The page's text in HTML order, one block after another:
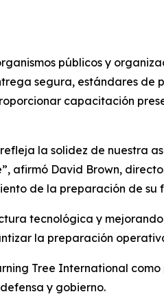
públicos y
segura, estándares
capacitación
la solidez de nuestra
afirmó David Brown,
de la preparación de
tecnológica y
la preparación
Tree International
y gobierno.